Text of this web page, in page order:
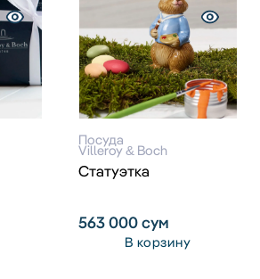
Посуда
Villeroy & Boch
Статуэтка
563 000сум
В корзину